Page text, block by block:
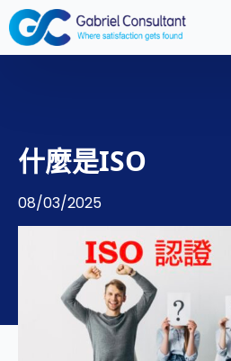
什麼是ISO
08/03/2025